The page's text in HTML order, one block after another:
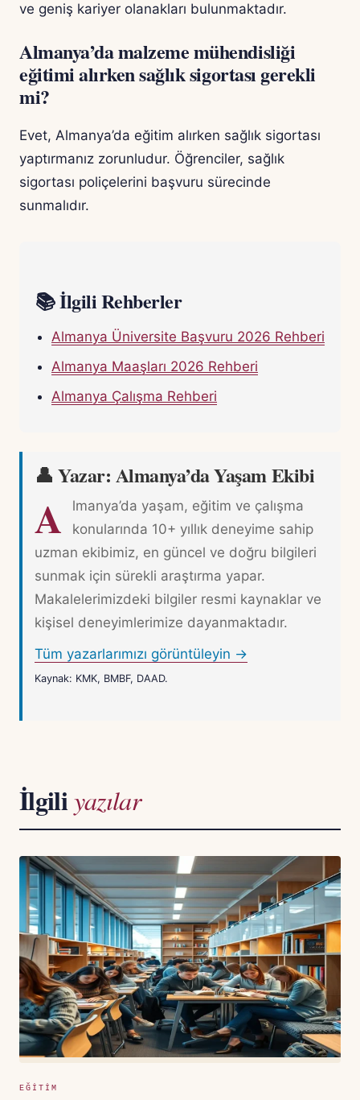
ve geniş kariyer olanakları bulunmaktadır.
Almanya’da malzeme mühendisliği
eğitimi alırken sağlık sigortası gerekli
mi?
Evet, Almanya’da eğitim alırken sağlık sigortası
yaptırmanız zorunludur. Öğrenciler, sağlık
sigortası poliçelerini başvuru sürecinde
sunmalıdır.
📚 İlgili Rehberler
Almanya Üniversite Başvuru 2026 Rehberi
Almanya Maaşları 2026 Rehberi
Almanya Çalışma Rehberi
👤 Yazar: Almanya’da Yaşam Ekibi
A
lmanya’da yaşam, eğitim ve çalışma
konularında 10+ yıllık deneyime sahip
uzman ekibimiz, en güncel ve doğru bilgileri
sunmak için sürekli araştırma yapar.
Makalelerimizdeki bilgiler resmi kaynaklar ve
kişisel deneyimlerimize dayanmaktadır.
Tüm yazarlarımızı görüntüleyin →
Kaynak: KMK, BMBF, DAAD.
İlgiliyazılar
EĞITIM